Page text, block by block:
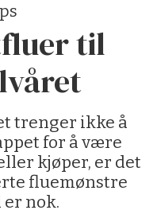
til
trenger ikke å
for å være
kjøper, er det
fluemønstre
nok.